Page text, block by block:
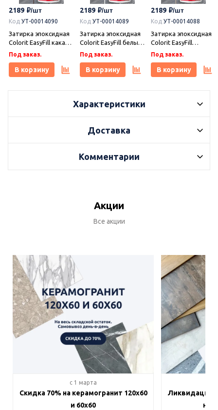
2189
Код УТ-00014090
Затирка эпоксидная
Colorit EasyFill какао 1
кг, Плитонит
Под заказ.
В корзину
2189
Код УТ-00014089
Затирка эпоксидная
Colorit EasyFill белый
1 кг, Плитонит
Под заказ.
В корзину
2189
Код УТ-00014088
Затирка эпоксидная
Colorit EasyFill
бежевый 1 кг,
Плитонит
Под заказ.
В корзину
Характеристики
Доставка
Комментарии
Акции
Все акции
c 1 марта
Скидка 70% на керамогранит 120х60
и 60х60
Ликвидация
на